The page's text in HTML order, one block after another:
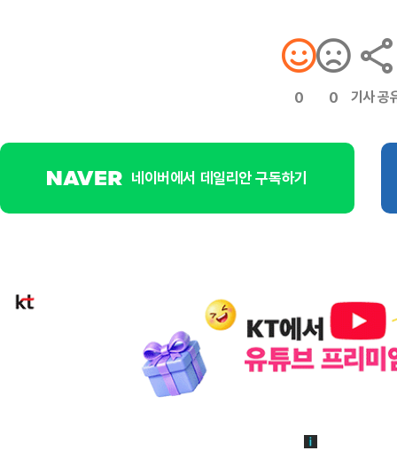
0 0 기사 공
네이버에서 데일리안 구독하기